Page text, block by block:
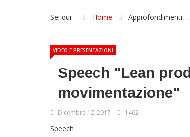
Sei qui: Home Approfondimenti
VIDEO E PRESENTAZIONI
Speech "Lean
movimentazione"
Dicembre 12, 2017 1462
Speech